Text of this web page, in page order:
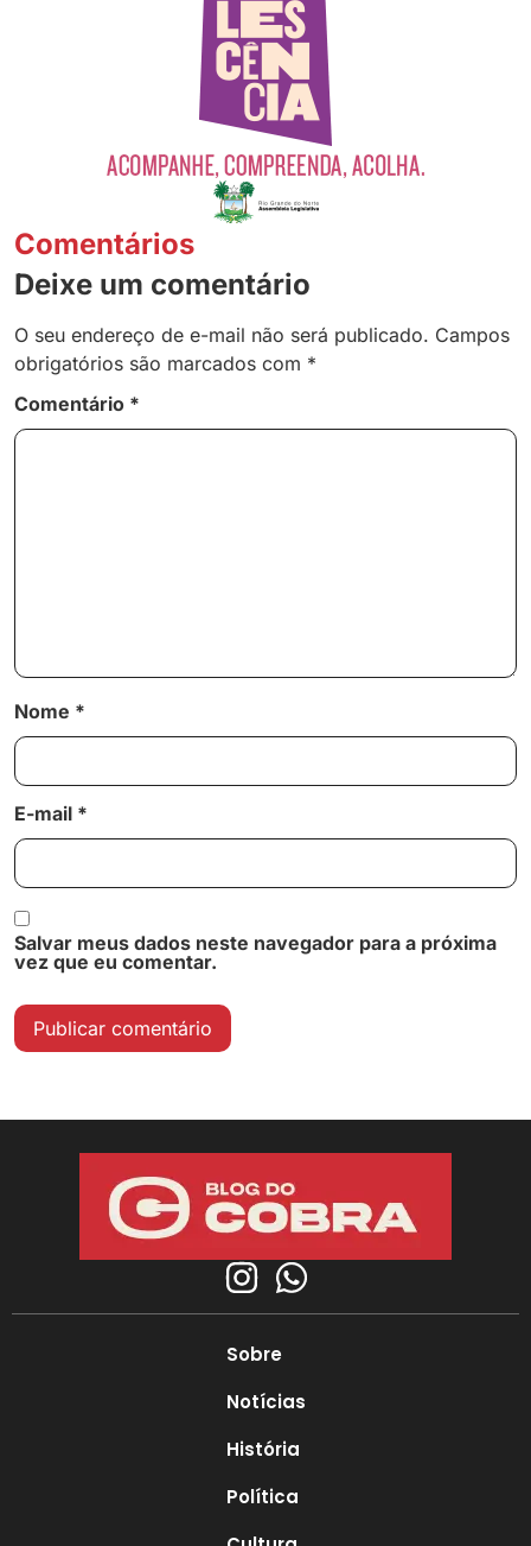
Comentários
Deixe um comentário
O seu endereço de e-mail não será publicado. Campos
obrigatórios são marcados com *
Comentário *
Nome *
E-mail *
Salvar meus dados neste navegador para a próxima
vez que eu comentar.
Sobre
Notícias
História
Política